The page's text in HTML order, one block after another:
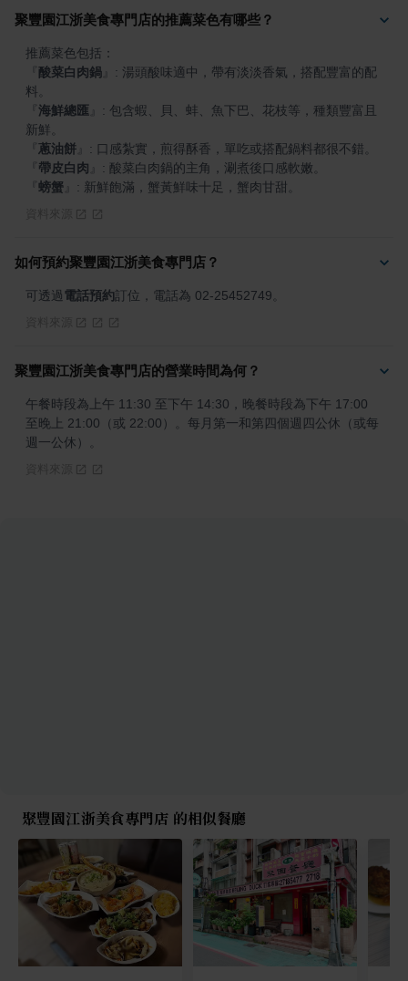
聚豐園江浙美食專門店的推薦菜色有哪些？
酸菜白肉鍋
: 湯頭酸味適中，帶有淡淡香氣，搭配豐富的配
海鮮總匯
: 包含蝦、貝、蚌、魚下巴、花枝等，種類豐富且
蔥油餅
帶皮白肉
螃蟹 : 新鮮飽滿，蟹黃鮮味十足，蟹肉甘甜。
如何預約聚豐園江浙美食專門店？
可透過電話預約訂位，電話為 02-25452749。
聚豐園江浙美食專門店的營業時間為何？
午餐時段為上午 11:30 至下午 14:30，晚餐時段為下午 17:00
至晚上 21:00（或 22:00）。每月第一和第四個週四公休（或每
週一公休）。
聚豐園江浙美食專門店 的相似餐廳